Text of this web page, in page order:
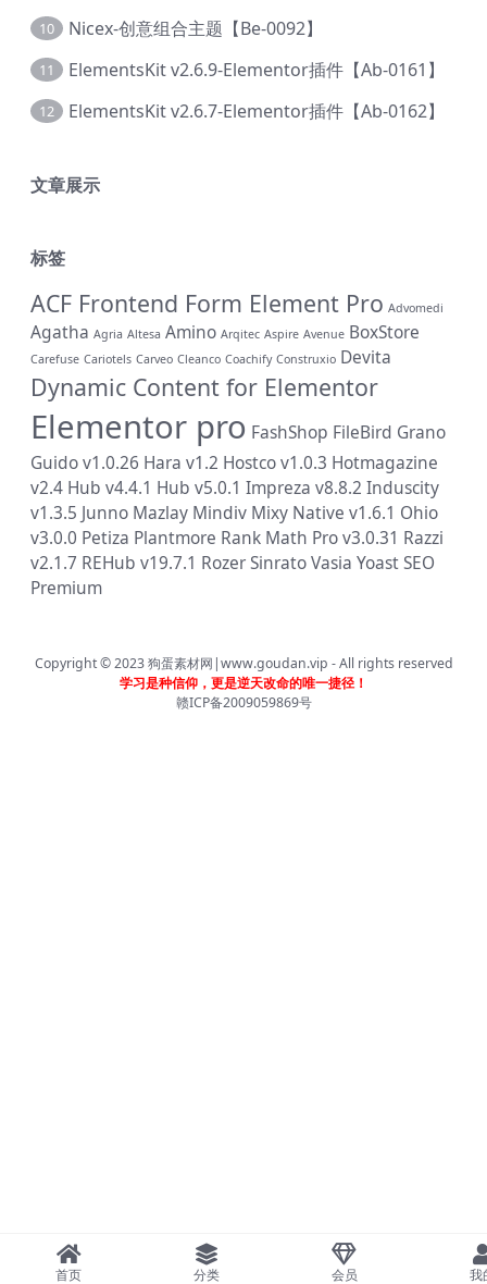
10 Nicex-创意组合主题【Be-0092】
11 ElementsKit v2.6.9-Elementor插件【Ab-0161】
12 ElementsKit v2.6.7-Elementor插件【Ab-0162】
文章展示
标签
ACF Frontend Form Element Pro Advomedi
Agatha Agria Altesa Amino Arqitec Aspire Avenue BoxStore
Carefuse Cariotels Carveo Cleanco Coachify Construxio Devita
Dynamic Content for Elementor
Elementor pro FashShop FileBird Grano
Guido v1.0.26 Hara v1.2 Hostco v1.0.3 Hotmagazine
v2.4 Hub v4.4.1 Hub v5.0.1 Impreza v8.8.2 Induscity
v1.3.5 Junno Mazlay Mindiv Mixy Native v1.6.1 Ohio
v3.0.0 Petiza Plantmore Rank Math Pro v3.0.31 Razzi
v2.1.7 REHub v19.7.1 RozerSinratoVasia Yoast SEO
Premium
Copyright © 2023狗蛋素材网|www.goudan.vip - All rights reserved
学习是种信仰，更是逆天改命的唯一捷径！
赣ICP备2009059869号
首页 分类 会员 我